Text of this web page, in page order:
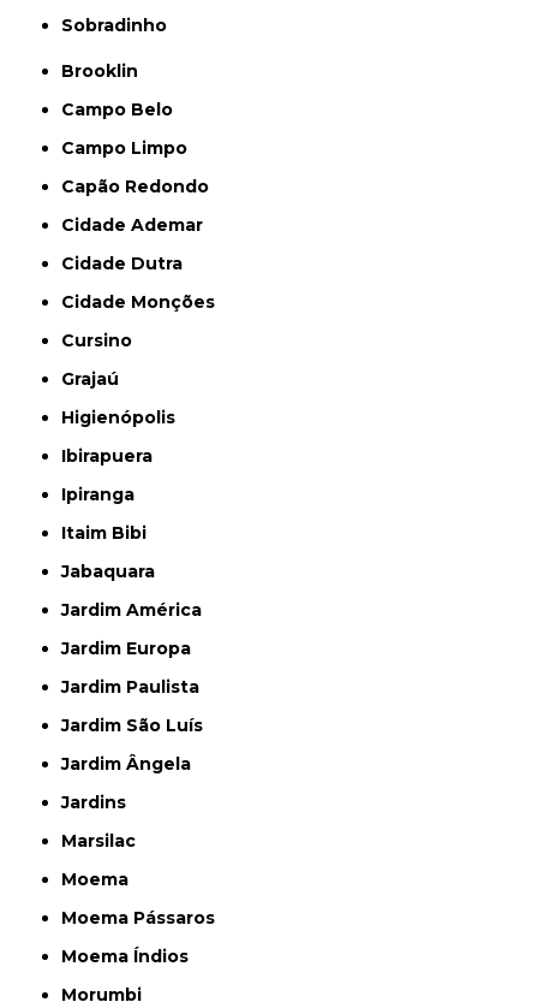
Sobradinho
Brooklin
Campo Belo
Campo Limpo
Capão Redondo
Cidade Ademar
Cidade Dutra
Cidade Monções
Cursino
Grajaú
Higienópolis
Ibirapuera
Ipiranga
Itaim Bibi
Jabaquara
Jardim América
Jardim Europa
Jardim Paulista
Jardim São Luís
Jardim Ângela
Jardins
Marsilac
Moema
Moema Pássaros
Moema Índios
Morumbi